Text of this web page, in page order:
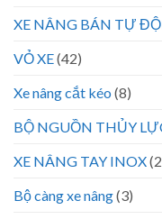
XE NÂNG BÁN TỰ
VỎ XE(42)
Xe nâng cắt kéo (8)
BỘ NGUỒN THỦY
XE NÂNG TAY INOX
Bộ càng xe nâng(3)